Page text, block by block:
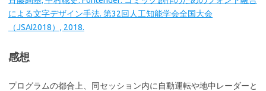
による文字デザイン手法. 第32回人工知能学会全国大会
（JSAI2018）, 2018.
感想
プログラムの都合上、同セッション内に自動運転や地中レーダーと